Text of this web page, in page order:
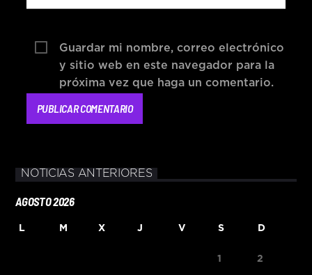
Guardar mi nombre, correo electrónico
y sitio web en este navegador para la
próxima vez que haga un comentario.
NOTICIAS ANTERIORES
AGOSTO 2026
L M X J V S D
1 2